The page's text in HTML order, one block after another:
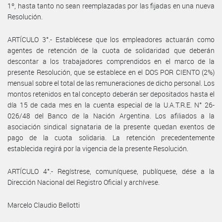
1º, hasta tanto no sean reemplazadas por las fijadas en una nueva
Resolución.
ARTÍCULO 3°.- Establécese que los empleadores actuarán como
agentes de retención de la cuota de solidaridad que deberán
descontar a los trabajadores comprendidos en el marco de la
presente Resolución, que se establece en el DOS POR CIENTO (2%)
mensual sobre el total de las remuneraciones de dicho personal. Los
montos retenidos en tal concepto deberán ser depositados hasta el
día 15 de cada mes en la cuenta especial de la U.A.T.R.E. N° 26-
026/48 del Banco de la Nación Argentina. Los afiliados a la
asociación sindical signataria de la presente quedan exentos de
pago de la cuota solidaria. La retención precedentemente
establecida regirá por la vigencia de la presente Resolución.
ARTÍCULO 4°.- Regístrese, comuníquese, publíquese, dése a la
Dirección Nacional del Registro Oficial y archívese.
Marcelo Claudio Bellotti